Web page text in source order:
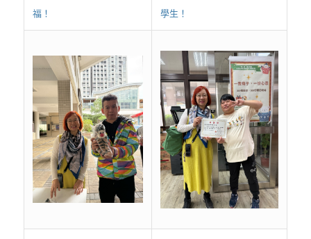
福！
學生！